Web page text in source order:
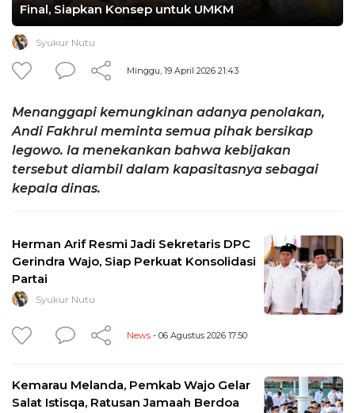
Final, Siapkan Konsep untuk UMKM
Syukur Nutu
Minggu, 19 April 2026 21:43
Menanggapi kemungkinan adanya penolakan,
Andi Fakhrul meminta semua pihak bersikap
legowo. Ia menekankan bahwa kebijakan
tersebut diambil dalam kapasitasnya sebagai
kepala dinas.
Herman Arif Resmi Jadi Sekretaris DPC
Gerindra Wajo, Siap Perkuat Konsolidasi
Partai
Syukur Nutu
News - 06 Agustus 2026 17:50
Kemarau Melanda, Pemkab Wajo Gelar
Salat Istisqa, Ratusan Jamaah Berdoa